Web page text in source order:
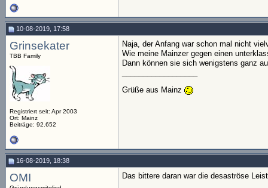
10-08-2019, 17:58
Grinsekater
TBB Family
Registriert seit: Apr 2003
Ort: Mainz
Beiträge: 92.652
Naja, der Anfang war schon mal nicht
Wie meine Mainzer gegen einen
Dann können sie sich wenigstens ganz
Grüße aus Mainz
16-08-2019, 18:38
OMI
Das bittere daran war die desaströse